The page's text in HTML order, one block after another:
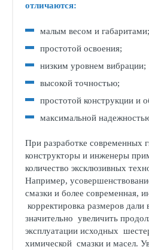
отличаются:
малым весом и габаритами;
простотой освоения;
низким уровнем вибрации;
высокой точностью;
простотой конструкции и
максимальной
При разработке современных
конструкторы и инженеры
количество эксклюзивных
Например,
смазки и более современная,
корректировка размеров дали
значительно увеличить
эксплуатации исходных
химической смазки и масел.